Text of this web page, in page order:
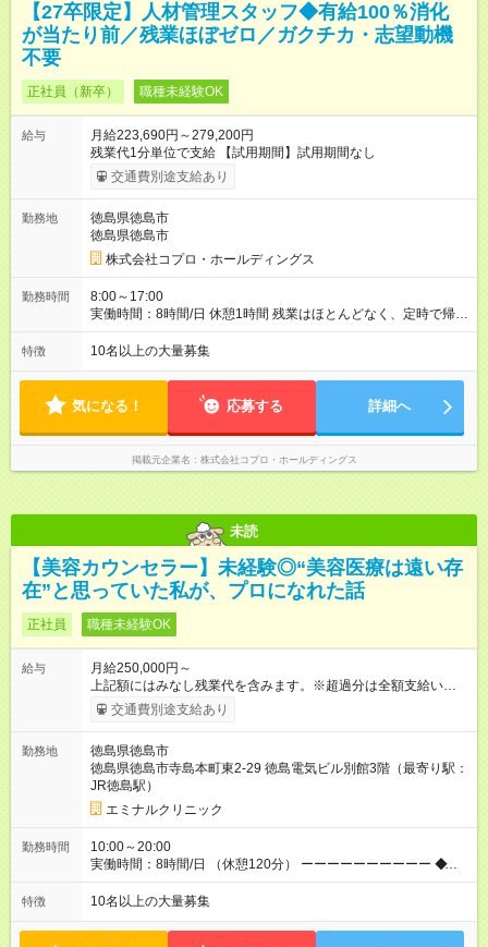
【27卒限定】人材管理スタッフ◆有給100％消化
が当たり前／残業ほぼゼロ／ガクチカ・志望動機
不要
正社員（新卒） 職種未経験OK
給与
月給223,690円～279,200円
残業代1分単位で支給 【試用期間】試用期間なし
交通費別途支給あり
勤務地
徳島県徳島市
徳島県徳島市
株式会社コプロ・ホールディングス
勤務時間
8:00～17:00
実働時間：8時間/日 休憩1時間 残業はほとんどなく、定時で帰れ
る日が多い働き方です。 毎日の業務は進捗管理や事務が中心な
ので、 「今日やるべき仕事」が終われば、自然と区切りをつけ
方を大切にしています。
特徴 10名以上の大量募集
気になる！ 応募する 詳細へ
掲載元企業名 株式会社コプロ・ホールディングス
未読
【美容カウンセラー】未経験◎“美容医療は遠い存
在”と思っていた私が、プロになれた話
正社員 職種未経験OK
給与
月給250,000円～
上記額にはみなし残業代を含みます。※超過分は全額支給いたし
ます。 みなし残業代 34,100円／月 みなし残業時間 23時間／月
◆インセンティブを支給◆ 頑張りに応じて、インセンティブ（業
【年収800万円】を記録している先輩社員も在籍しています。
【試用期間】試用期間あり 試用期間の長さ：6ヶ月 ※ 雇用形態
と給与に、本採用時と異なる部分があります。 雇用形態：中途
採用（契約社員） 給与：月給 240,000円以上 上記額にはみなし
残業代を含みます。※超過分は全額支給いたします。 みなし残
業代 32,600円／月 みなし残業時間 23時間／月
交通費別途支給あり
勤務地
徳島県徳島市
徳島県徳島市寺島本町東2-29 徳島電気ビル別館3階（最寄り駅：
JR徳島駅）
エミナルクリニック
勤務時間
10:00～20:00
実働時間：8時間/日 （休憩120分） ーーーーーーーーーー ◆残
業少なめ＆通勤も楽々◆ ーーーーーーーーーー 始業時間は10時
とゆっくりなので、通勤ラッシュの中出社する大変さはありま
生活との両立が叶います。
特徴 10名以上の大量募集